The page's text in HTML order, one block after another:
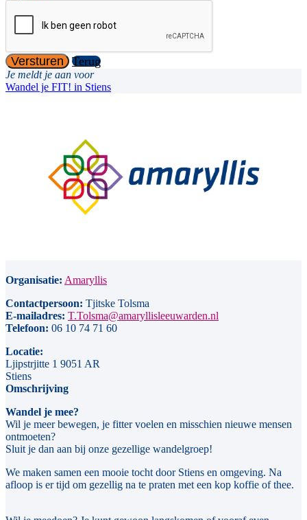
Versturen Terug
Je meldt je aan voor
Wandel je FIT! in Stiens
Organisatie: Amaryllis
Contactpersoon: Tjitske Tolsma
E-mailadres: T.Tolsma@amaryllisleeuwarden.nl
Telefoon: 06 10 74 71 60
Locatie:
Ljipstrjitte 1 9051 AR
Stiens
Omschrijving
Wandel je mee?
Wil je meer bewegen, je fitter voelen en misschien nieuwe mensen
ontmoeten?
Sluit je dan aan bij onze gezellige wandelgroep!
We maken samen een mooie tocht door Stiens en omgeving. Na
afloop is er tijd om gezellig na te praten met een kop koffie of thee.